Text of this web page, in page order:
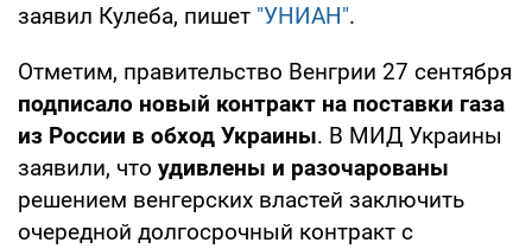
заявил Кулеба, пишет "УНИАН".
Отметим, правительство Венгрии 27 сентября
подписало новый контракт на поставки газа
из России в обход Украины. В МИД Украины
заявили, что удивлены и разочарованы
решением венгерских властей заключить
очередной долгосрочный контракт с